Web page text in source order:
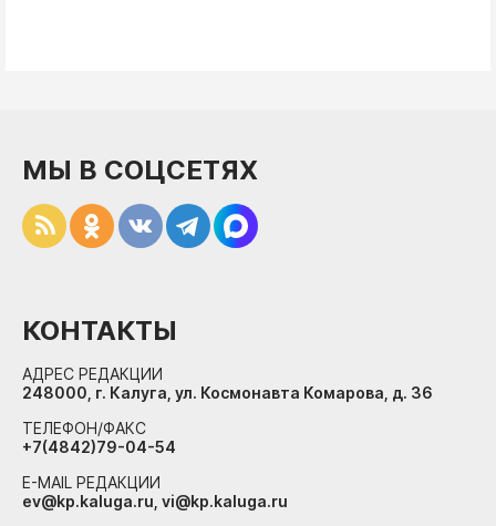
МЫ В СОЦСЕТЯХ
КОНТАКТЫ
АДРЕС РЕДАКЦИИ
248000, г. Калуга, ул. Космонавта Комарова, д. 36
ТЕЛЕФОН/ФАКС
+7(4842)79-04-54
E-MAIL РЕДАКЦИИ
ev@kp.kaluga.ru, vi@kp.kaluga.ru